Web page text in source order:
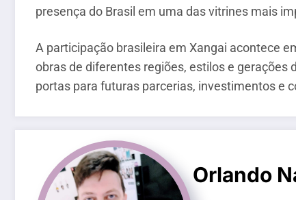
presença do Brasil em uma das vitrines mais
A participação brasileira em Xangai acontece
obras de diferentes regiões, estilos e gerações
portas para futuras parcerias, investimentos e
Orlando